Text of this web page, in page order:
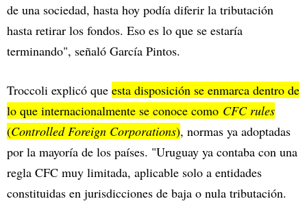
de una sociedad, hasta hoy podía diferir la tributación
hasta retirar los fondos. Eso es lo que se estaría
terminando", señaló García Pintos.
Troccoli explicó que esta disposición se enmarca dentro de
lo que internacionalmente se conoce como CFC rules
(Controlled Foreign Corporations), normas ya adoptadas
por la mayoría de los países. "Uruguay ya contaba con una
regla CFC muy limitada, aplicable solo a entidades
constituidas en jurisdicciones de baja o nula tributación.